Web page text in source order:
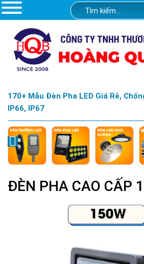
170+ Mẫu Đèn Pha LED Giá Rẻ,
IP66, IP67
ĐÈN PHA CAO CẤP